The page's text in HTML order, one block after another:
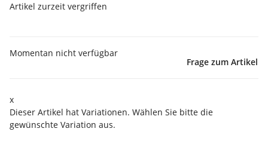
Artikel zurzeit vergriffen
Momentan nicht verfügbar
Frage zum Artikel
x
Dieser Artikel hat Variationen. Wählen Sie bitte die
gewünschte Variation aus.